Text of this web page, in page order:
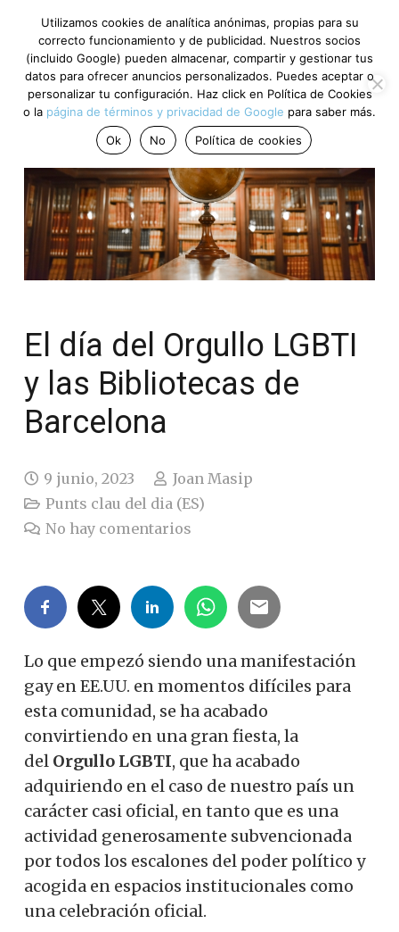
El día del Orgullo LGBTI
y las Bibliotecas de
Barcelona
9 junio, 2023
Joan Masip
Punts clau del dia (ES)
No hay comentarios
Lo que empezó siendo una manifestación
gay en EE.UU. en momentos difíciles para
esta comunidad, se ha acabado
convirtiendo en una gran fiesta, la
del Orgullo LGBTI, que ha acabado
adquiriendo en el caso de nuestro país un
carácter casi oficial, en tanto que es una
actividad generosamente subvencionada
por todos los escalones del poder político y
acogida en espacios institucionales como
una celebración oficial.
Utilizamos cookies de analítica anónimas, propias para su
correcto funcionamiento y de publicidad. Nuestros socios
(incluido Google) pueden almacenar, compartir y gestionar tus
datos para ofrecer anuncios personalizados. Puedes aceptar o
personalizar tu configuración. Haz click en Política de Cookies
o la página de términos y privacidad de Google para saber más.
Ok
No Política de cookies